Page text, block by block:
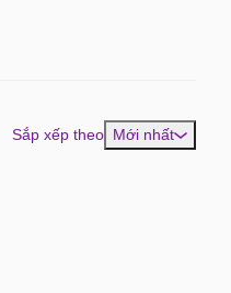
Sắp xếp theo Mới nhất